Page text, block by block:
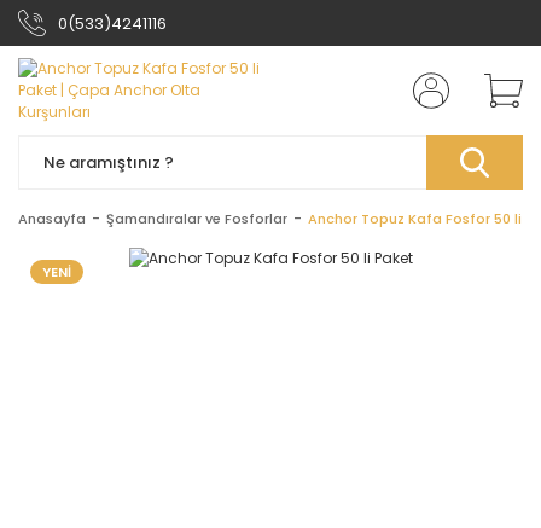
0(533)4241116
Anasayfa Şamandıralar ve Fosforlar Anchor Topuz Kafa Fosfor 50 li
YENİ